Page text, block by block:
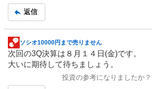
返信
掲
示
板
ソシオ10000円まで売りません
次回の3Q決算は８月１４日(金)です。
大いに期待して待ちましょう。
投資の参考になりましたか？